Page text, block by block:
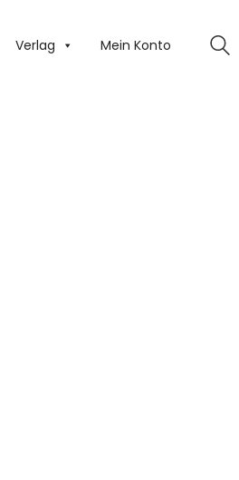
Verlag Mein Konto